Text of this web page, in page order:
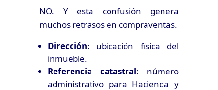
NO. Y esta confusión genera
muchos retrasos en compraventas.
Dirección: ubicación física del
inmueble.
Referencia catastral: número
administrativo para Hacienda y